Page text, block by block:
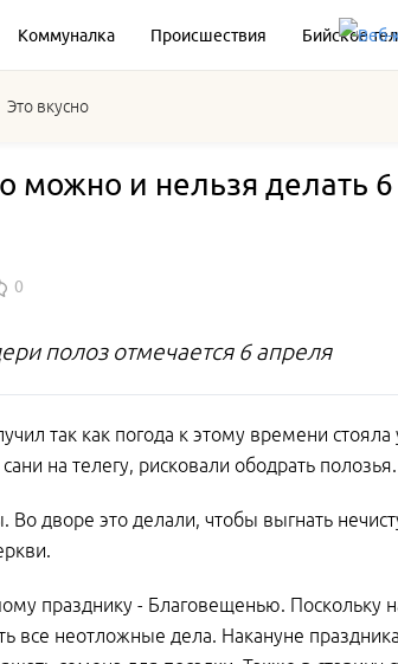
Коммуналка Происшествия Бийское
Это вкусно
можно и нельзя делать 6
0
полоз отмечается 6 апреля
так как погода к этому времени стояла
на телегу, рисковали ободрать полозья.
Во дворе это делали, чтобы выгнать
празднику - Благовещенью. Поскольку
все неотложные дела. Накануне